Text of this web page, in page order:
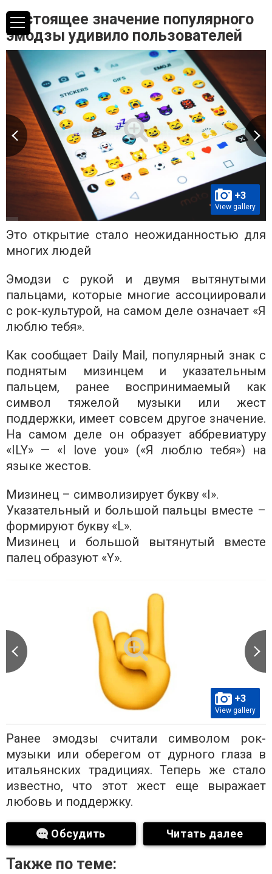
Настоящее значение популярного
эмодзы удивило пользователей
+3
View gallery
Это открытие стало неожиданностью для
многих людей
Эмодзи с рукой и двумя вытянутыми
пальцами, которые многие ассоциировали
с рок-культурой, на самом деле означает «Я
люблю тебя».
Как сообщает Daily Mail, популярный знак с
поднятым мизинцем и указательным
пальцем, ранее воспринимаемый как
символ тяжелой музыки или жест
поддержки, имеет совсем другое значение.
На самом деле он образует аббревиатуру
«ILY» — «I love you» («Я люблю тебя») на
языке жестов.
Мизинец – символизирует букву «I».
Указательный и большой пальцы вместе –
формируют букву «L».
Мизинец и большой вытянутый вместе
палец образуют «Y».
+3
View gallery
Ранее эмодзы считали символом рок-
музыки или оберегом от дурного глаза в
итальянских традициях. Теперь же стало
известно, что этот жест еще выражает
любовь и поддержку.
Обсудить Читать далее
Также по теме: